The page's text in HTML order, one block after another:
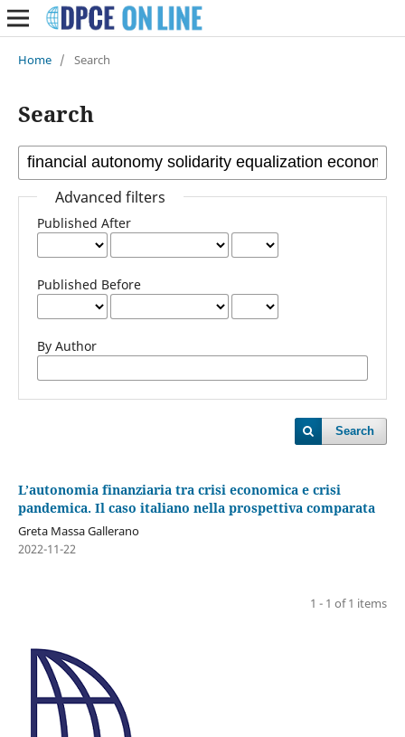
Home / Search
Search
Advanced filters
Published After
Published Before
By Author
Search
L’autonomia finanziaria tra crisi economica e crisi
pandemica. Il caso italiano nella prospettiva comparata
Greta Massa Gallerano
2022-11-22
1 - 1 of 1 items